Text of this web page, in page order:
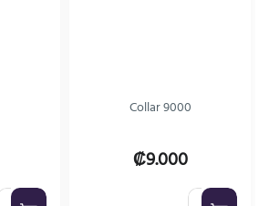
Collar 9000
₡9.000